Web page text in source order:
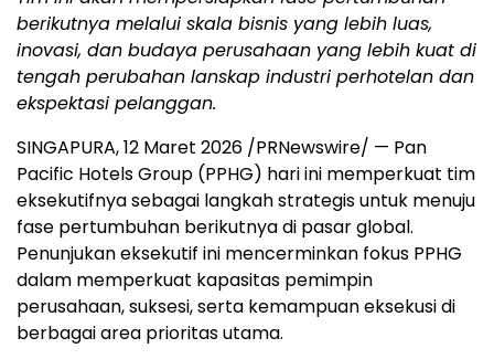
berikutnya melalui skala bisnis yang lebih luas,
inovasi, dan budaya perusahaan yang lebih kuat di
tengah perubahan lanskap industri perhotelan dan
ekspektasi pelanggan.
SINGAPURA, 12 Maret 2026 /PRNewswire/ — Pan
Pacific Hotels Group (PPHG) hari ini memperkuat tim
eksekutifnya sebagai langkah strategis untuk menuju
fase pertumbuhan berikutnya di pasar global.
Penunjukan eksekutif ini mencerminkan fokus PPHG
dalam memperkuat kapasitas pemimpin
perusahaan, suksesi, serta kemampuan eksekusi di
berbagai area prioritas utama.